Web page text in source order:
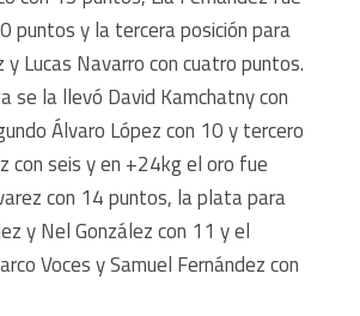
puntos y la tercera posición para
y Lucas Navarro con cuatro puntos.
se la llevó David Kamchatny con
Álvaro López con 10 y tercero
con seis y en +24kg el oro fue
con 14 puntos, la plata para
y Nel González con 11 y el
Voces y Samuel Fernández con